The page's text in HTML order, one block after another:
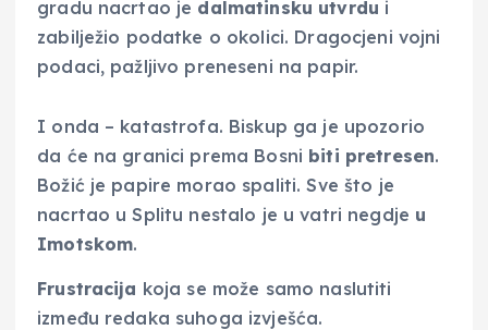
gradu nacrtao je dalmatinsku utvrdu i
zabilježio podatke o okolici. Dragocjeni vojni
podaci, pažljivo preneseni na papir.
I onda – katastrofa. Biskup ga je upozorio
da će na granici prema Bosni biti pretresen.
Božić je papire morao spaliti. Sve što je
nacrtao u Splitu nestalo je u vatri negdje u
Imotskom.
Frustracija koja se može samo naslutiti
između redaka suhoga izvješća.